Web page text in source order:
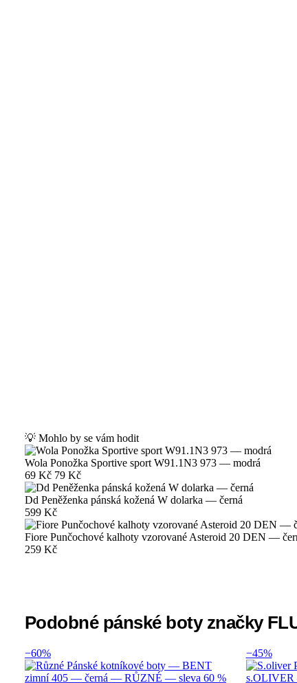
💡 Mohlo by se vám hodit
Wola Ponožka Sportive sport W91.1N3 973 — modrá
69 Kč 79 Kč
Dd Peněženka pánská kožená W dolarka — černá
599 Kč
Fiore Punčochové kalhoty vzorované Asteroid 20 DEN —
259 Kč
Podobné pánské boty značky
−60% −45%